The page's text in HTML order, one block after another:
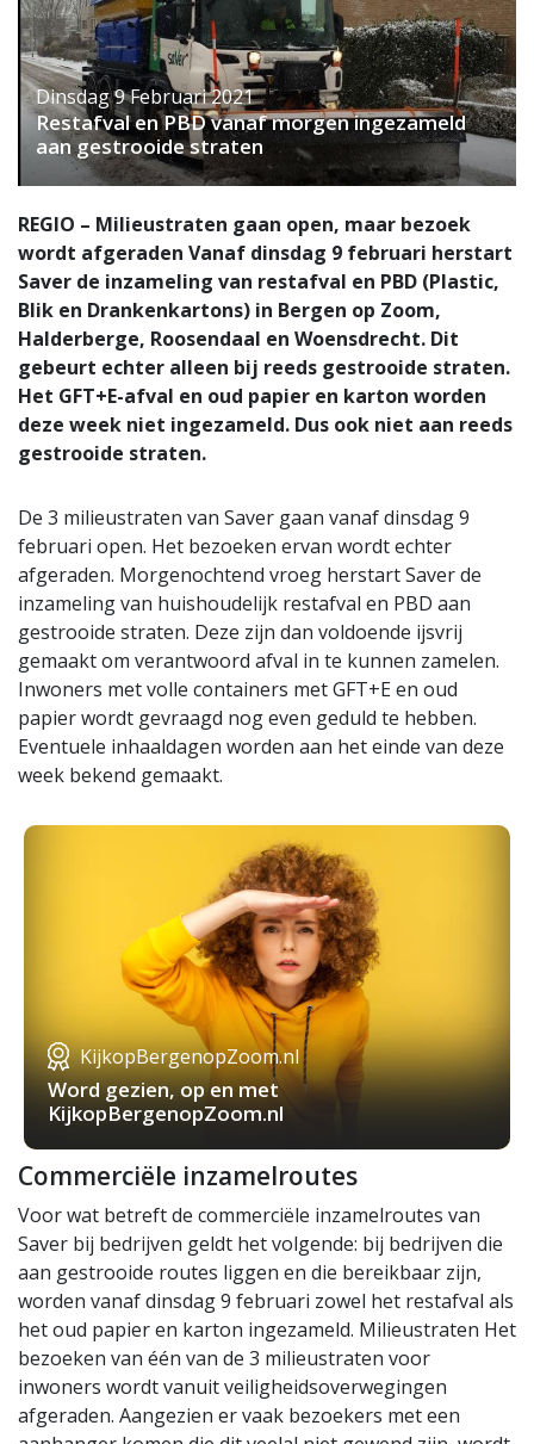
Dinsdag 9 Februari 2021
Restafval en PBD vanaf morgen ingezameld
aan gestrooide straten
REGIO – Milieustraten gaan open, maar bezoek
wordt afgeraden Vanaf dinsdag 9 februari herstart
Saver de inzameling van restafval en PBD (Plastic,
Blik en Drankenkartons) in Bergen op Zoom,
Halderberge, Roosendaal en Woensdrecht. Dit
gebeurt echter alleen bij reeds gestrooide straten.
Het GFT+E-afval en oud papier en karton worden
deze week niet ingezameld. Dus ook niet aan reeds
gestrooide straten.
De 3 milieustraten van Saver gaan vanaf dinsdag 9
februari open. Het bezoeken ervan wordt echter
afgeraden. Morgenochtend vroeg herstart Saver de
inzameling van huishoudelijk restafval en PBD aan
gestrooide straten. Deze zijn dan voldoende ijsvrij
gemaakt om verantwoord afval in te kunnen zamelen.
Inwoners met volle containers met GFT+E en oud
papier wordt gevraagd nog even geduld te hebben.
Eventuele inhaaldagen worden aan het einde van deze
week bekend gemaakt.
KijkopBergenopZoom.nl
Word gezien, op en met
KijkopBergenopZoom.nl
Commerciële inzamelroutes
Voor wat betreft de commerciële inzamelroutes van
Saver bij bedrijven geldt het volgende: bij bedrijven die
aan gestrooide routes liggen en die bereikbaar zijn,
worden vanaf dinsdag 9 februari zowel het restafval als
het oud papier en karton ingezameld. Milieustraten Het
bezoeken van één van de 3 milieustraten voor
inwoners wordt vanuit veiligheidsoverwegingen
afgeraden. Aangezien er vaak bezoekers met een